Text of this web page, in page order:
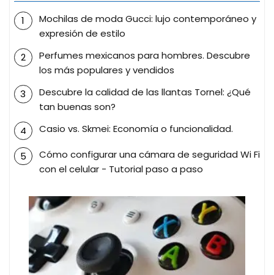
Mochilas de moda Gucci: lujo contemporáneo y
expresión de estilo
Perfumes mexicanos para hombres. Descubre
los más populares y vendidos
Descubre la calidad de las llantas Tornel: ¿Qué
tan buenas son?
Casio vs. Skmei: Economía o funcionalidad.
Cómo configurar una cámara de seguridad Wi Fi
con el celular - Tutorial paso a paso